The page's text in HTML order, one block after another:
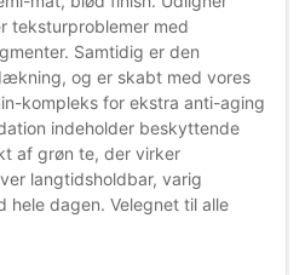
teksturproblemer med
Samtidig er den
og er skabt med vores
kompleks for ekstra anti-aging
indeholder beskyttende
af grøn te, der virker
langtidsholdbar, varig
dagen. Velegnet til alle